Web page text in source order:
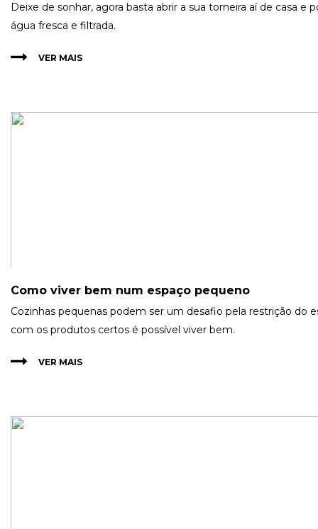
Deixe de sonhar, agora basta abrir a sua torneira aí de casa e
água fresca e filtrada.
VER MAIS
Como viver bem num espaço pequeno
Cozinhas pequenas podem ser um desafio pela restrição do
com os produtos certos é possível viver bem.
VER MAIS